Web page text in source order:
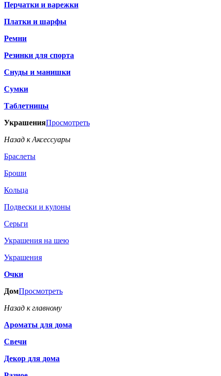
Перчатки и варежки
Платки и шарфы
Ремни
Резинки для спорта
Снуды и манишки
Сумки
Таблетницы
УкрашенияПросмотреть
Назад к Аксессуары
Браслеты
Броши
Кольца
Подвески и кулоны
Серьги
Украшения на шею
Украшения
Очки
ДомПросмотреть
Назад к главному
Ароматы для дома
Свечи
Декор для дома